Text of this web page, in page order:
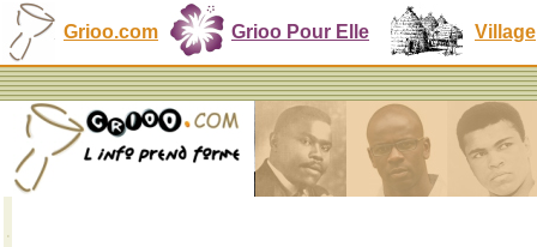
Grioo.com Grioo Pour Elle Village